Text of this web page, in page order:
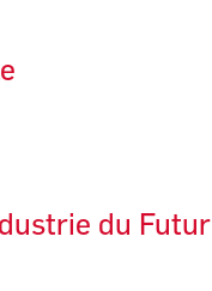
du Futur